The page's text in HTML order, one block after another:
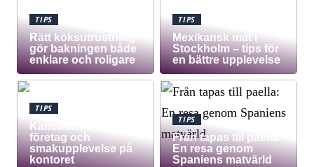
TIPS
Rätt köksutrustning
gör bakningen både
enklare och roligare
TIPS
Mexikansk mat i
Stockholm – tips för
en bättre upplevelse
TIPS
Kaffemaskin för
företag och
smakupplevelse på
kontoret
TIPS
Från tapas till paella:
En resa genom
Spaniens matvärld